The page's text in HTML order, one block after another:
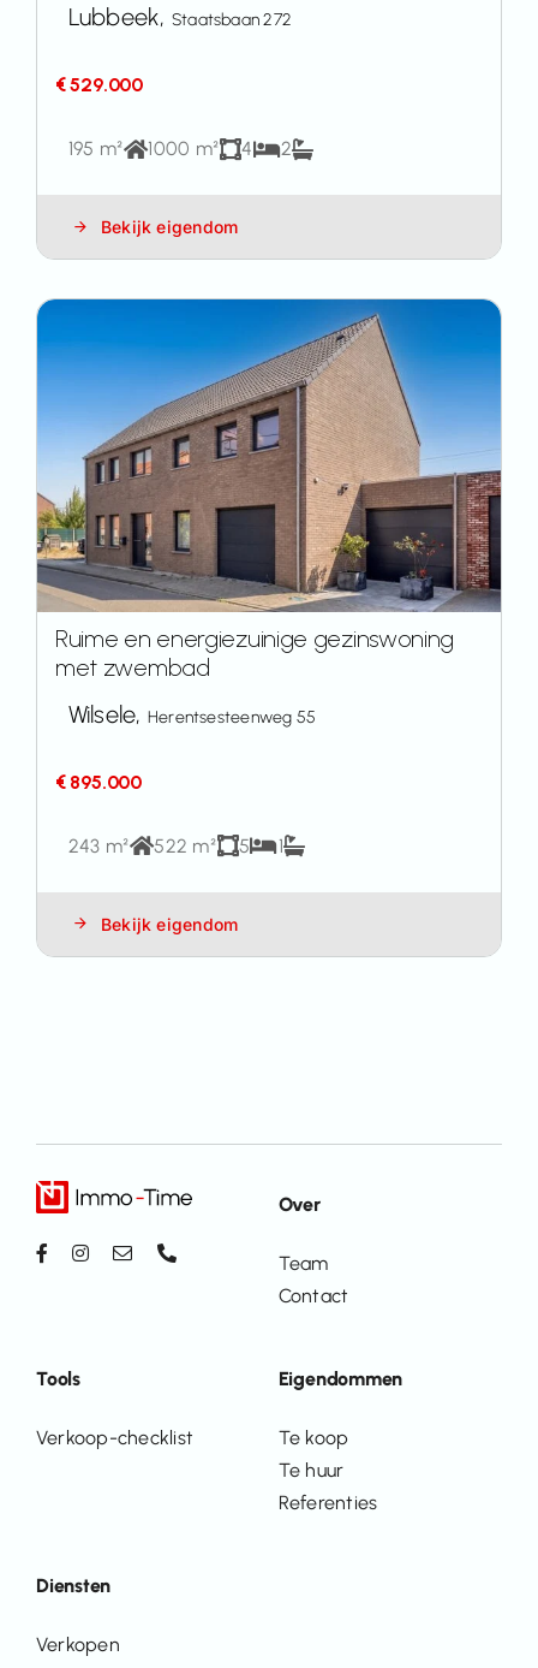
Lubbeek, Staatsbaan 272
€ 529.000
195 m² 1000 m² 4 2
Bekijk eigendom
Ruime en energiezuinige gezinswoning
met zwembad
Wilsele, Herentsesteenweg 55
€ 895.000
243 m² 522 m² 5 1
Bekijk eigendom
Diensten
Verkopen
Eigendommen
Te koop
Te huur
Referenties
Over
Team
Contact
Tools
Verkoop-checklist